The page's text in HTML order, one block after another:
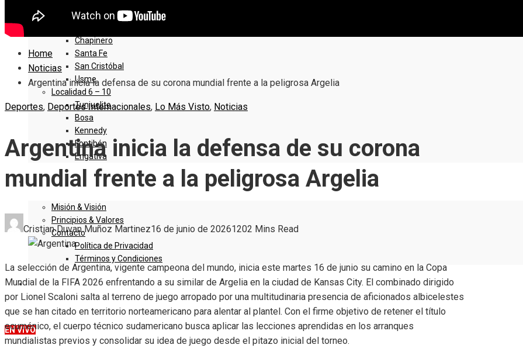
Localidad 1 – 5
Chapinero
Santa Fe
San Cristóbal
Usme
Localidad 6 – 10
Tunjuelito
Bosa
Kennedy
Fontibón
Engativa
QUIENES SOMOS
Misión & Visión
Principios & Valores
Contacto
Política de Privacidad
Términos y Condiciones
DENUNCIE
EN VIVO
Home
Noticias
Argentina inicia la defensa de su corona mundial frente a la peligrosa Argelia
Deportes, Deportes Internacionales, Lo Más Visto, Noticias
Argentina inicia la defensa de su corona
mundial frente a la peligrosa Argelia
Cristian Duvan Muñoz Martinez16 de junio de 20261202 Mins Read
La selección de Argentina, vigente campeona del mundo, inicia este martes 16 de junio su camino en la Copa
Mundial de la FIFA 2026 enfrentando a su similar de Argelia en la ciudad de Kansas City. El combinado dirigido
por Lionel Scaloni salta al terreno de juego arropado por una multitudinaria presencia de aficionados albicelestes
que se han citado en territorio norteamericano para alentar al plantel. Con el firme objetivo de retener el título
ecuménico, el cuerpo técnico sudamericano busca aplicar las lecciones aprendidas en los arranques
mundialistas previos y consolidar su idea de juego desde el pitazo inicial del torneo.